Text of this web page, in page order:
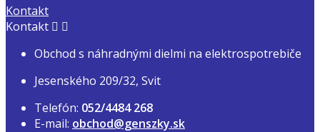
Kontakt
Kontakt  
Obchod s náhradnými dielmi na elektrospotrebiče
Jesenského 209/32, Svit
Telefón: 052/4484 268
E-mail: obchod@genszky.sk